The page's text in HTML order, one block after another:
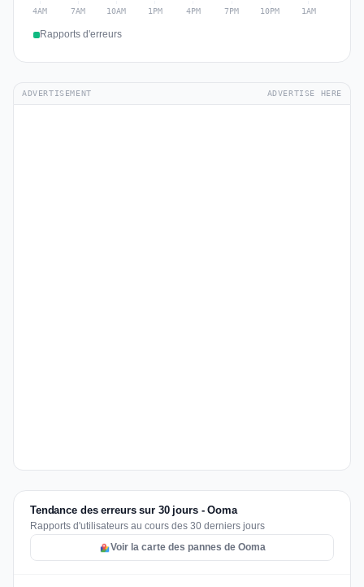
Rapports d'erreurs
ADVERTISEMENT ADVERTISE HERE
Tendance des erreurs sur 30 jours - Ooma
Rapports d'utilisateurs au cours des 30 derniers jours
Voir la carte des pannes de Ooma